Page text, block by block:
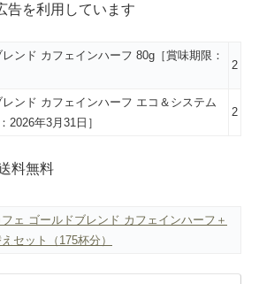
告を利用しています
ンド カフェインハーフ 80g［賞味期限：
2
ンド カフェインハーフ エコ＆システム
2026年3月31日］
2
料無料
ェ ゴールドブレンド カフェインハーフ＋
セット（175杯分）